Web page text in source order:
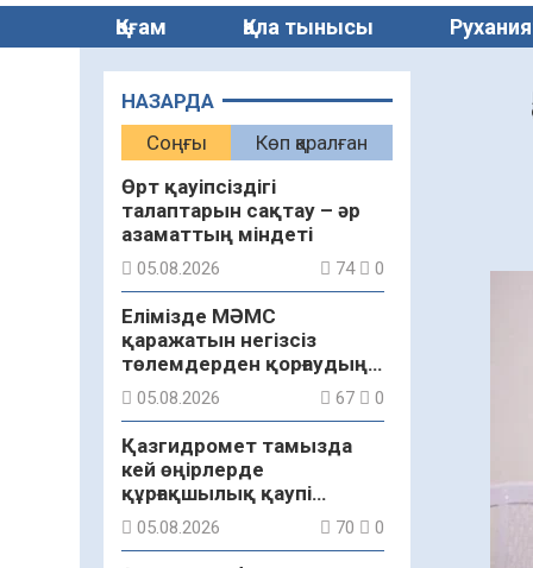
Қоғам Қала тынысы
НАЗАРДА
Соңғы
Көп қаралған
Өрт қауіпсіздігі
талаптарын сақтау – әр
азаматтың міндеті
05.08.2026 74 0
Елімізде МӘМС
қаражатын негізсіз
төлемдерден қорғаудың
жаңа жүйесі құрылуда
05.08.2026 67 0
Қазгидромет тамызда
кей өңірлерде
құрғақшылық қаупі
жоғары екенін болжады
05.08.2026 70 0